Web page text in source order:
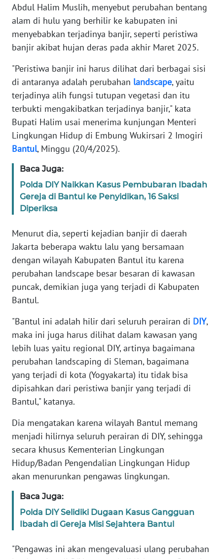
Abdul Halim Muslih, menyebut perubahan bentang
alam di hulu yang berhilir ke kabupaten ini
menyebabkan terjadinya banjir, seperti peristiwa
banjir akibat hujan deras pada akhir Maret 2025.
"Peristiwa banjir ini harus dilihat dari berbagai sisi
di antaranya adalah perubahan landscape, yaitu
terjadinya alih fungsi tutupan vegetasi dan itu
terbukti mengakibatkan terjadinya banjir," kata
Bupati Halim usai menerima kunjungan Menteri
Lingkungan Hidup di Embung Wukirsari 2 Imogiri
Bantul, Minggu (20/4/2025).
Baca Juga:
Polda DIY Naikkan Kasus Pembubaran Ibadah
Gereja di Bantul ke Penyidikan, 16 Saksi
Diperiksa
Menurut dia, seperti kejadian banjir di daerah
Jakarta beberapa waktu lalu yang bersamaan
dengan wilayah Kabupaten Bantul itu karena
perubahan landscape besar besaran di kawasan
puncak, demikian juga yang terjadi di Kabupaten
Bantul.
"Bantul ini adalah hilir dari seluruh perairan di DIY,
maka ini juga harus dilihat dalam kawasan yang
lebih luas yaitu regional DIY, artinya bagaimana
perubahan landscaping di Sleman, bagaimana
yang terjadi di kota (Yogyakarta) itu tidak bisa
dipisahkan dari peristiwa banjir yang terjadi di
Bantul," katanya.
Dia mengatakan karena wilayah Bantul memang
menjadi hilirnya seluruh perairan di DIY, sehingga
secara khusus Kementerian Lingkungan
Hidup/Badan Pengendalian Lingkungan Hidup
akan menurunkan pengawas lingkungan.
Baca Juga:
Polda DIY Selidiki Dugaan Kasus Gangguan
Ibadah di Gereja Misi Sejahtera Bantul
"Pengawas ini akan mengevaluasi ulang perubahan
REDAKSI
KARIR
DISCLAIMER
Wahana
News
Regional
WN
SUMUT
WN
JAKARTA
WN
WN
NTT
WN
PAPUA
WN
PAPUA
WN
RIAU
WN
WN
JAMBI
WN